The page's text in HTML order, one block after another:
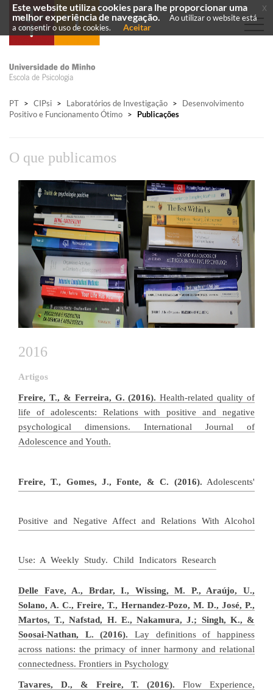
PT > CIPsi > Laboratórios de Investigação >
Desenvolvimento
Positivo e Funcionamento Ótimo > Publicações
O que publicamos
2016
Artigos
Freire, T., & Ferreira, G. (2016). Health-related quality of
life of adolescents: Relations with positive and negative
psychological dimensions. International Journal of
Adolescence and Youth.​
Freire, T., Gomes, J., Fonte, & C. (2016). Adolescents'
Positive and Negative Affect and Relations With Alcoho​l
Use: A Weekly Study. Child Indicators Research
Delle Fave, A., Brdar, I., Wissing, M. P., Araújo, U.,
Solano, A. C., Freire, T., Hernandez-Pozo, M. D., José, P.,
Martos, T., Nafstad, H. E., Nakamura, J.; Singh, K., &
Soosai-Nathan, L. (2016). Lay definitions of happiness
across nations: the primacy of inner harmony and relational
connectedness. Frontiers in Psychology​
Tavares, D., & Freire, T. (2016). Flow Experience,
Este website utiliza cookies para lhe proporcionar uma
melhor experiência de navegação.
Ao utilizar o website está
a consentir o uso de cookies.
Aceitar
x